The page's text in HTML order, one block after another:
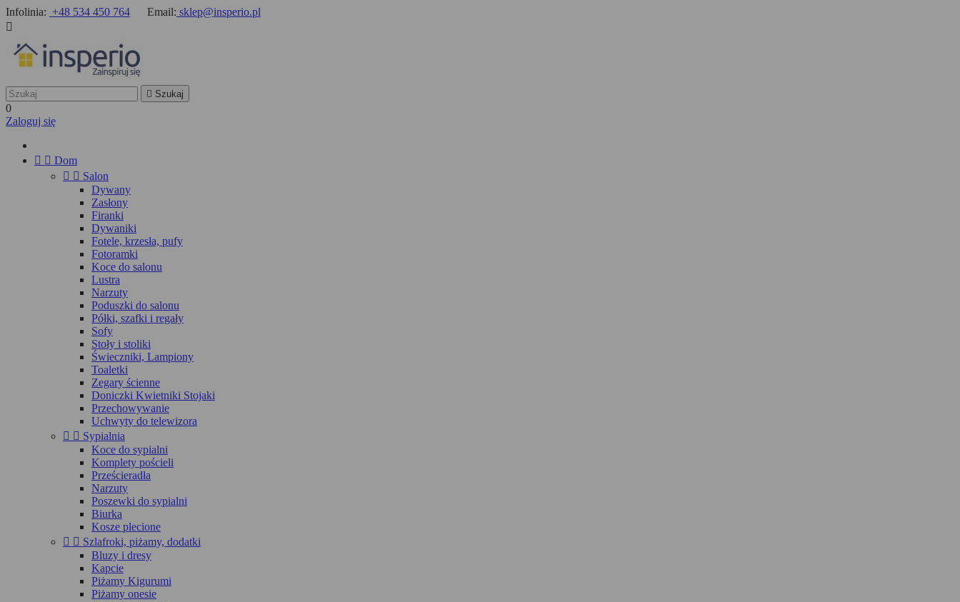
Infolinia: +48 534 450 764 Email: sklep@insperio.pl

 Szukaj
0
Zaloguj się
  Dom
  Salon
Dywany
Zasłony
Firanki
Dywaniki
Fotele, krzesła, pufy
Fotoramki
Koce do salonu
Lustra
Narzuty
Poduszki do salonu
Półki, szafki i regały
Sofy
Stoły i stoliki
Świeczniki, Lampiony
Toaletki
Zegary ścienne
Doniczki Kwietniki Stojaki
Przechowywanie
Uchwyty do telewizora
  Sypialnia
Koce do sypialni
Komplety pościeli
Prześcieradła
Narzuty
Poszewki do sypialni
Biurka
Kosze plecione
  Szlafroki, piżamy, dodatki
Bluzy i dresy
Kapcie
Piżamy Kigurumi
Piżamy onesie